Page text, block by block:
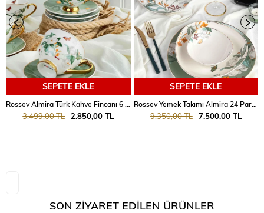
SEPETE EKLE
2.850,00 TL
3.499,00 TL
SEPETE EKLE
Rossev Yemek Takımı Almira 24 Parça 6 Kişilik
7.500,00 TL
9.350,00 TL
SON ZIYARET EDILEN ÜRÜNLER